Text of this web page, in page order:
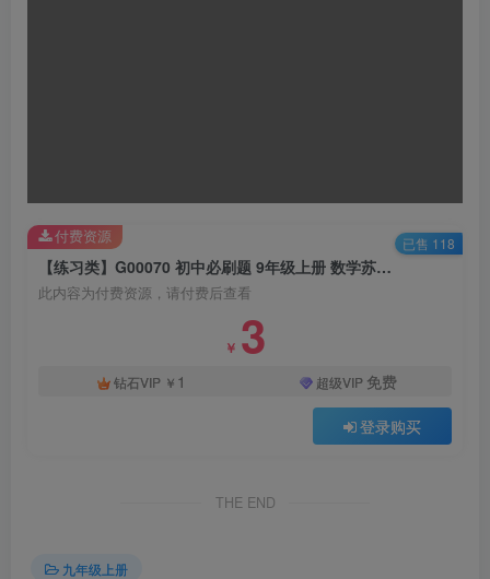
【练习类】G00070 初中必刷题 9年级上册 数学苏科版(2023版)
此内容为付费资源，请付费后查看
￥ 3
钻石VIP ￥ 1 超级VIP 免费
登录购买
付费资源 已售 118
THE END
九年级上册